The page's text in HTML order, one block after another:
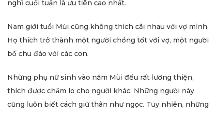
nghĩ cuối tuần là ưu tiên cao nhất.
Nam giới tuổi Mùi cũng không thích cãi nhau với vợ mình.
Họ thích trở thành một người chồng tốt với vợ, một người
bố chu đáo với các con.
Những phụ nữ sinh vào năm Mùi đều rất lương thiện,
thích được chăm lo cho người khác. Những người này
cũng luôn biết cách giữ thân như ngọc. Tuy nhiên, những